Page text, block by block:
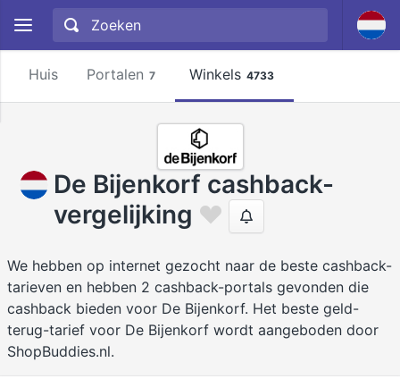
Huis Portalen 7 Winkels 4733
De Bijenkorf cashback-
vergelijking
We hebben op internet gezocht naar de beste cashback-
tarieven en hebben 2 cashback-portals gevonden die
cashback bieden voor De Bijenkorf. Het beste geld-
terug-tarief voor De Bijenkorf wordt aangeboden door
ShopBuddies.nl.